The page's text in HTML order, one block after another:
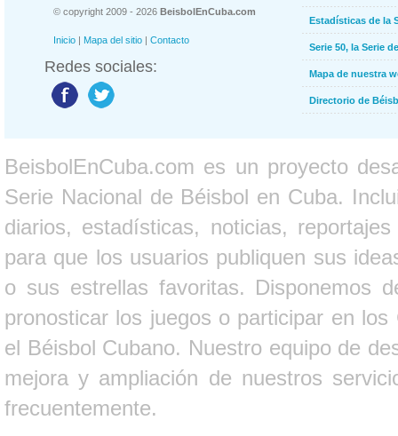
© copyright 2009 - 2026 BeisbolEnCuba.com
Inicio | Mapa del sitio | Contacto
Redes sociales:
Estadísticas de la
Serie 50, la Serie
Mapa de nuestra
Directorio de
BeisbolEnCuba.com es un proyecto
Serie Nacional de Béisbol en Cuba.
diarios, estadísticas, noticias,
para que los usuarios publiquen sus
o sus estrellas favoritas. Disponemos
pronosticar los juegos o participar en
el Béisbol Cubano. Nuestro equipo de
mejora y ampliación de nuestros
frecuentemente.